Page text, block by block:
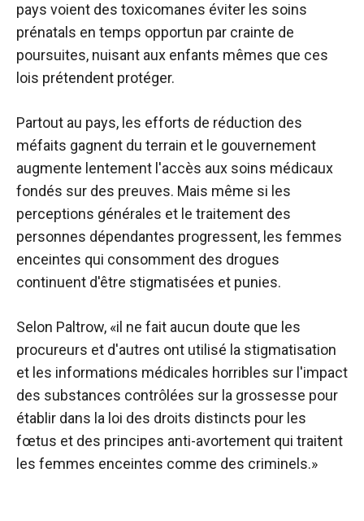
pays voient des toxicomanes éviter les soins
prénatals en temps opportun par crainte de
poursuites, nuisant aux enfants mêmes que ces
lois prétendent protéger.
Partout au pays, les efforts de réduction des
méfaits gagnent du terrain et le gouvernement
augmente lentement l'accès aux soins médicaux
fondés sur des preuves. Mais même si les
perceptions générales et le traitement des
personnes dépendantes progressent, les femmes
enceintes qui consomment des drogues
continuent d'être stigmatisées et punies.
Selon Paltrow, «il ne fait aucun doute que les
procureurs et d'autres ont utilisé la stigmatisation
et les informations médicales horribles sur l'impact
des substances contrôlées sur la grossesse pour
établir dans la loi des droits distincts pour les
fœtus et des principes anti-avortement qui traitent
les femmes enceintes comme des criminels.»